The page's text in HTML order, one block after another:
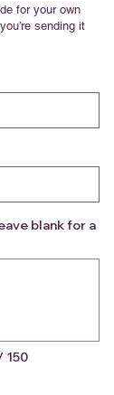
for your own
sending it
blank for a
150